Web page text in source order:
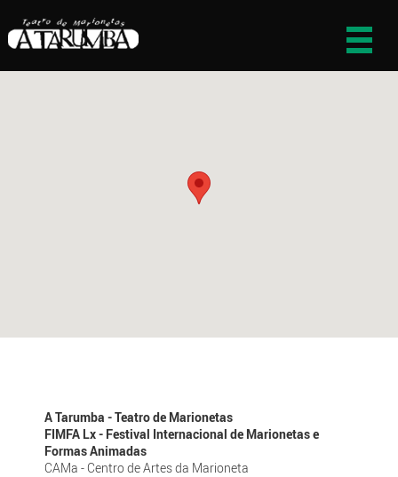
A Tarumba - Teatro de Marionetas
FIMFA Lx - Festival Internacional de Marionetas e
Formas Animadas
CAMa - Centro de Artes da Marioneta